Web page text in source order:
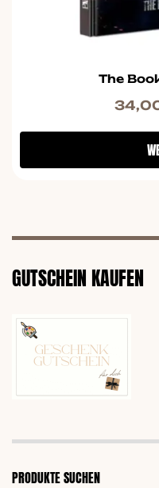
The
GUTSCHEIN KAUFEN
PRODUKTE SUCHEN